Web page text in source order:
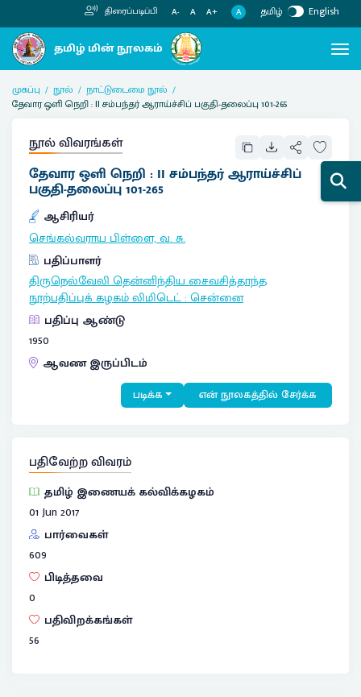
திரைப்படிப்பி A- A A+ A தமிழ் English
முகப்பு நூல்
நாட்டுடைமை நூல்
தேவார ஒளி நெறி : II சம்பந்தர் ஆராய்ச்சிப் பகுதி-தலைப்பு 101-265
நூல் விவரங்கள்
தேவார ஒளி நெறி : II சம்பந்தர் ஆராய்ச்சிப்
பகுதி-தலைப்பு 101-265
ஆசிரியர்
செங்கல்வராய பிள்ளை, வ. சு.
பதிப்பாளர்
திருநெல்வேலி தென்னிந்திய சைவசித்தாந்த
நூற்பதிப்புக் கழகம் லிமிடெட்:சென்னை
பதிப்பு ஆண்டு
1950
ஆவண இருப்பிடம்
படிக்க என் நூலகத்தில் சேர்க்க
பதிவேற்ற விவரம்
தமிழ் இணையக் கல்விக்கழகம்
01 Jun 2017
பார்வைகள்
609
பிடித்தவை
0
பதிவிறக்கங்கள்
56